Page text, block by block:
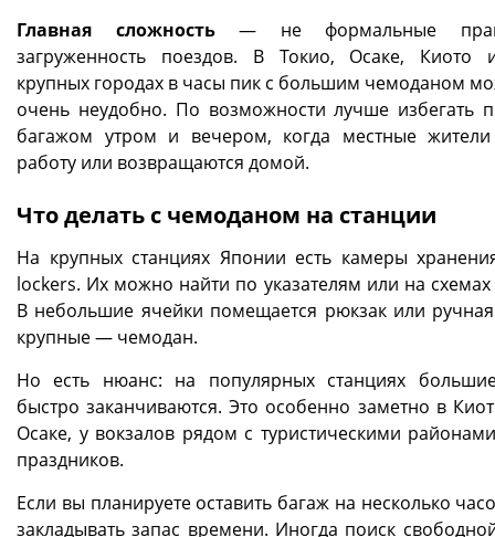
Главная сложность— не формальные
загруженность поездов. В Токио, Осаке, Киото
крупных городах в часы пик с большим чемоданом
очень неудобно. По возможности лучше избегать
багажом утром и вечером, когда местные
работу или возвращаются домой.
Что делать с чемоданом на станции
На крупных станциях Японии есть камеры
lockers. Их можно найти по указателям или на схемах
В небольшие ячейки помещается рюкзак или
крупные — чемодан.
Но есть нюанс: на популярных станциях
быстро заканчиваются. Это особенно заметно в
Осаке, у вокзалов рядом с туристическими
праздников.
Если вы планируете оставить багаж на несколько
закладывать запас времени. Иногда поиск